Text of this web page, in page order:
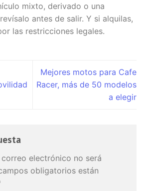
mixto, derivado o una
antes de salir. Y si alquilas,
las restricciones legales.
Mejores motos para Cafe
Racer, más de 50 modelos
a elegir
electrónico no será
obligatorios están